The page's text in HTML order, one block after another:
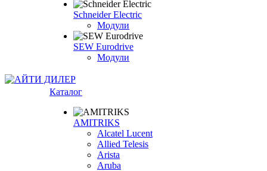
Schneider Electric
Модули
SEW Eurodrive
Модули
Каталог
AMITRIKS
Alcatel Lucent
Allied Telesis
Arista
Aruba